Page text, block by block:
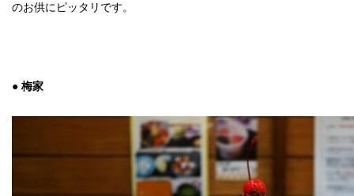
のお供にピッタリです。
● 梅家